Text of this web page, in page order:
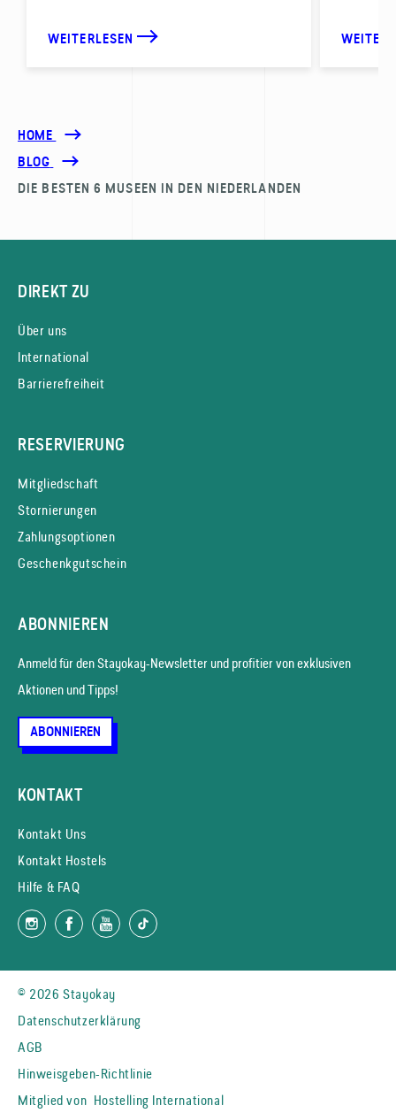
WEITERLESEN
HOME
BLOG
DIE BESTEN 6 MUSEEN IN DEN NIEDERLANDEN
DIREKT ZU
Über uns
International
Barrierefreiheit
RESERVIERUNG
Mitgliedschaft
Stornierungen
Zahlungsoptionen
Geschenkgutschein
ABONNIEREN
Anmeld für den Stayokay-News­letter und profitier von exklusiven
Aktionen und Tipps!
ABONNIEREN
KONTAKT
Kontakt Uns
Kontakt Hostels
Hilfe & FAQ
© 2026 Stayokay
Datenschutzerklärung
AGB
Hinweisgeben-Richtlinie
Mitglied von Hostelling International